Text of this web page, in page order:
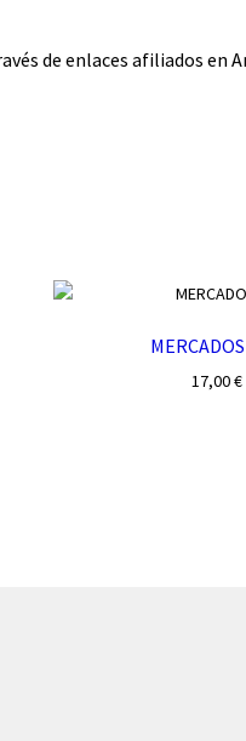
de enlaces afiliados en
17,00€